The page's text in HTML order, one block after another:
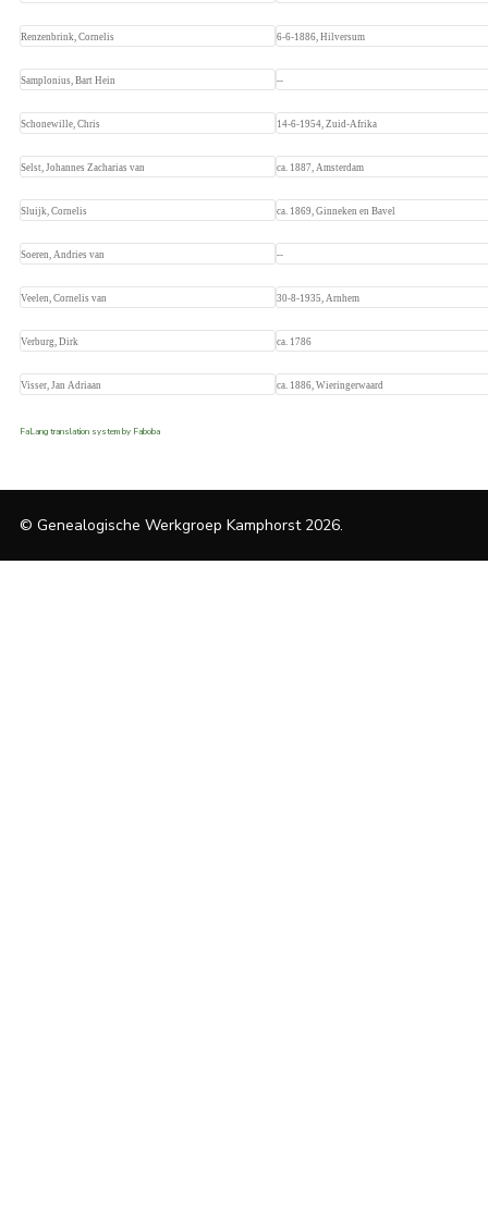
Renzenbrink, Cornelis 6-6-1886, Hilversum
Samplonius, Bart Hein --
Schonewille, Chris 14-6-1954, Zuid-Afrika
Selst, Johannes Zacharias van ca. 1887, Amsterdam
Sluijk, Cornelis ca. 1869, Ginneken en Bavel
Soeren, Andries van --
Veelen, Cornelis van 30-8-1935, Arnhem
Verburg, Dirk ca. 1786
Visser, Jan Adriaan ca. 1886, Wieringerwaard
FaLang translation system by Faboba
© Genealogische Werkgroep Kamphorst 2026.